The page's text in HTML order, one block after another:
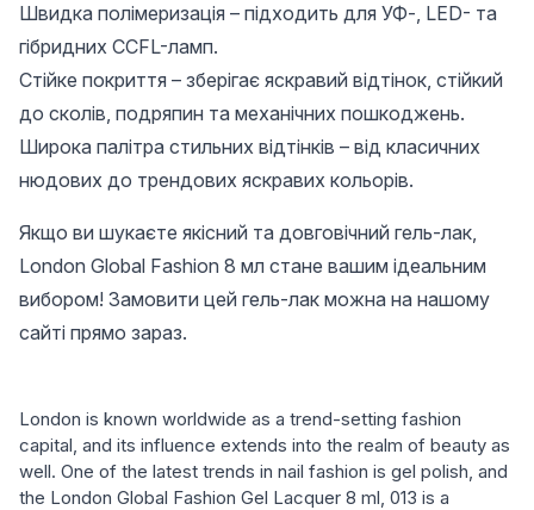
Швидка полімеризація – підходить для УФ-, LED- та
гібридних CCFL-ламп.
Стійке покриття – зберігає яскравий відтінок, стійкий
до сколів, подряпин та механічних пошкоджень.
Широка палітра стильних відтінків – від класичних
нюдових до трендових яскравих кольорів.
Якщо ви шукаєте якісний та довговічний гель-лак,
London Global Fashion 8 мл стане вашим ідеальним
вибором! Замовити цей гель-лак можна на нашому
сайті прямо зараз.
London is known worldwide as a trend-setting fashion
capital, and its influence extends into the realm of beauty as
well. One of the latest trends in nail fashion is gel polish, and
the London Global Fashion Gel Lacquer 8 ml, 013 is a